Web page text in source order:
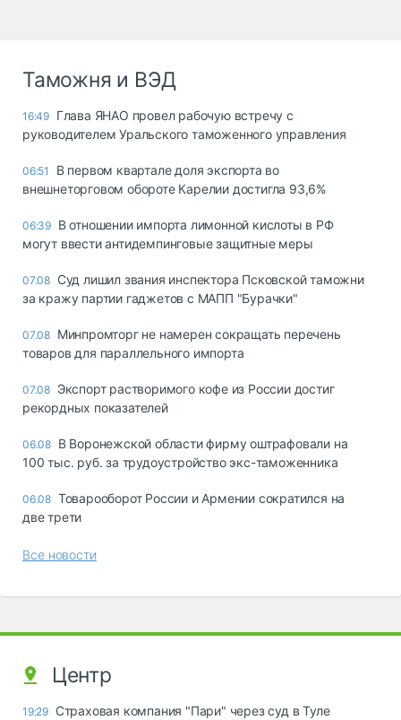
Таможня и ВЭД
16:49 Глава ЯНАО провел рабочую встречу с
руководителем Уральского таможенного управления
06:51
В первом квартале доля экспорта во
внешнеторговом обороте Карелии достигла 93,6%
06:39 В отношении импорта лимонной кислоты в РФ
могут ввести антидемпинговые защитные меры
07.08 Суд лишил звания инспектора Псковской таможни
за кражу партии гаджетов с МАПП "Бурачки"
07.08 Минпромторг не намерен сокращать перечень
товаров для параллельного импорта
07.08 Экспорт растворимого кофе из России достиг
рекордных показателей
06.08 В Воронежской области фирму оштрафовали на
100 тыс. руб. за трудоустройство экс-таможенника
06.08 Товарооборот России и Армении сократился на
две трети
Все новости
Центр
19:29 Страховая компания "Пари" через суд в Туле